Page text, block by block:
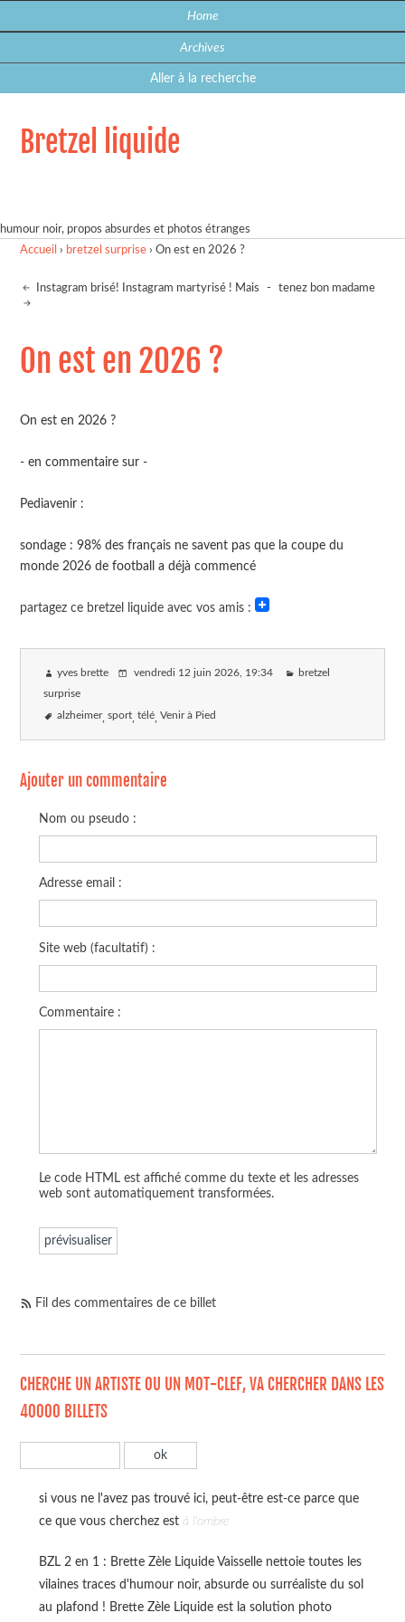
Home
Archives
Aller à la recherche
Bretzel liquide
humour noir, propos absurdes et photos étranges
Accueil › bretzel surprise ›On est en 2026 ?
Instagram brisé! Instagram martyrisé ! Mais - tenez bon madame
On est en 2026 ?
On est en 2026 ?
- en commentaire sur -
Pediavenir :
sondage : 98% des français ne savent pas que la coupe du
monde 2026 de football a déjà commencé
partagez ce bretzel liquide avec vos amis :
yves brette vendredi 12 juin 2026, 19:34 bretzel
surprise
alzheimer sport télé Venir à Pied
Ajouter un commentaire
Nom ou pseudo :
Adresse email :
Site web (facultatif) :
Commentaire :
Le code HTML est affiché comme du texte et les adresses
web sont automatiquement transformées.
Fil des commentaires de ce billet
CHERCHE UN ARTISTE OU UN MOT-CLEF, VA CHERCHER DANS LES
40000 BILLETS
si vous ne l'avez pas trouvé ici, peut-être est-ce parce que
ce que vous cherchez est à l'ombre
BZL 2 en 1 : Brette Zèle Liquide Vaisselle nettoie toutes les
vilaines traces d'humour noir, absurde ou surréaliste du sol
au plafond ! Brette Zèle Liquide est la solution photo